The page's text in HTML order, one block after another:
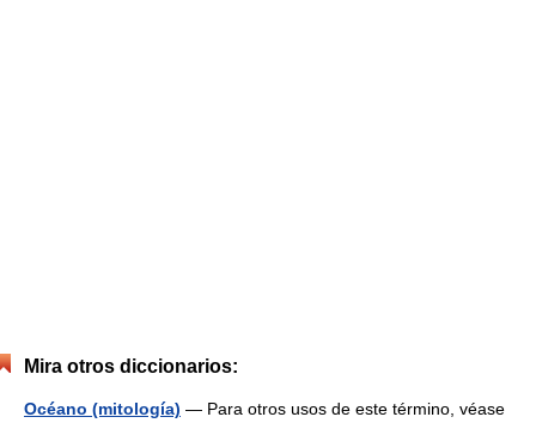
Mira otros diccionarios:
Océano (mitología) — Para otros usos de este término, véase